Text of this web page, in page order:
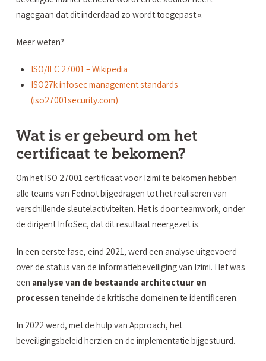
nagegaan dat dit inderdaad zo wordt toegepast ».
Meer weten?
ISO/IEC 27001 – Wikipedia
ISO27k infosec management standards
(iso27001security.com)
Wat is er gebeurd om het
certificaat te bekomen?
Om het ISO 27001 certificaat voor Izimi te bekomen hebben
alle teams van Fednot bijgedragen tot het realiseren van
verschillende sleutelactiviteiten. Het is door teamwork, onder
de dirigent InfoSec, dat dit resultaat neergezet is.
In een eerste fase, eind 2021, werd een analyse uitgevoerd
over de status van de informatiebeveiliging van Izimi. Het was
een analyse van de bestaande architectuur en
processen teneinde de kritische domeinen te identificeren.
In 2022 werd, met de hulp van Approach, het
beveiligingsbeleid herzien en de implementatie bijgestuurd.